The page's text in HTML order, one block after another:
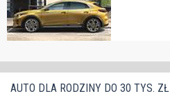
AUTO DLA RODZINY DO 30 TYS. ZŁ